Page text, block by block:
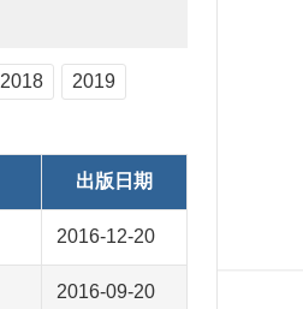
2018 2019
出版日期
2016-12-20
2016-09-20